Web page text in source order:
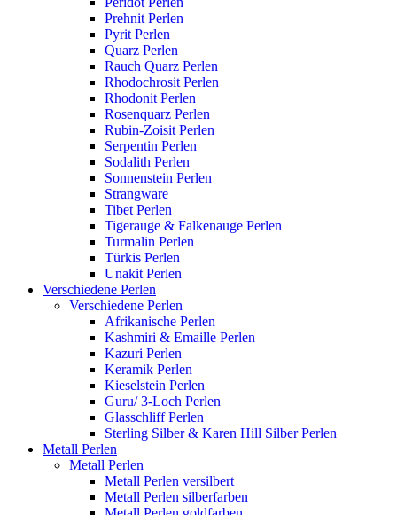
Prehnit Perlen
Pyrit Perlen
Quarz Perlen
Rauch Quarz Perlen
Rhodochrosit Perlen
Rhodonit Perlen
Rosenquarz Perlen
Rubin-Zoisit Perlen
Serpentin Perlen
Sodalith Perlen
Sonnenstein Perlen
Strangware
Tibet Perlen
Tigerauge & Falkenauge Perlen
Turmalin Perlen
Türkis Perlen
Unakit Perlen
Verschiedene Perlen
Verschiedene Perlen
Afrikanische Perlen
Kashmiri & Emaille Perlen
Kazuri Perlen
Keramik Perlen
Kieselstein Perlen
Guru/ 3-Loch Perlen
Glasschliff Perlen
Sterling Silber & Karen Hill Silber Perlen
Metall Perlen
Metall Perlen
Metall Perlen versilbert
Metall Perlen silberfarben